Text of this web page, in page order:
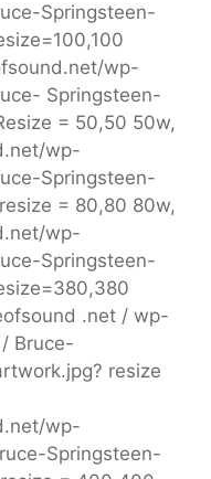
Springsteen-
wp-
Springsteen-
= 50,50 50w,
wp-
Springsteen-
= 80,80 80w,
wp-
Springsteen-
.net / wp-
Bruce-
resize
wp-
Springsteen-